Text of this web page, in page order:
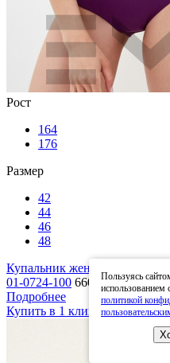
Рост
164
176
Размер
42
44
46
48
Купальник женский
01-0724-100 660 руб.1 320
Подробнее
Купить в 1 клик
В избранное
Пользуясь
использованием
политикой